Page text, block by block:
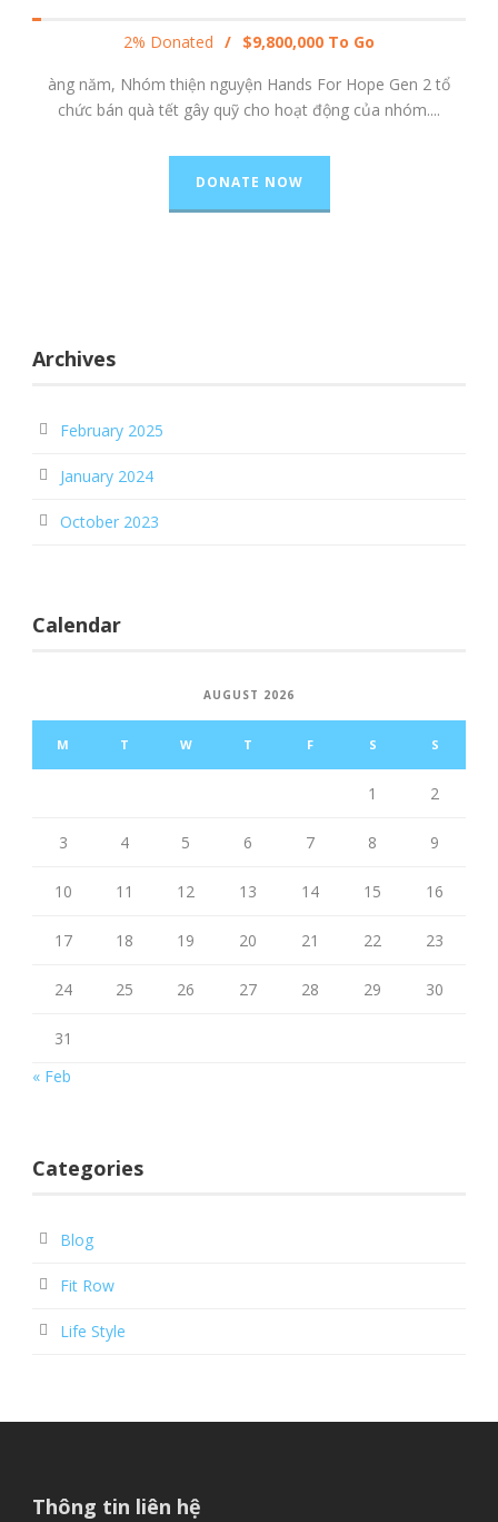
2% Donated / $9,800,000 To Go
àng năm, Nhóm thiện nguyện Hands For Hope Gen 2 tổ
chức bán quà tết gây quỹ cho hoạt động của nhóm....
DONATE NOW
Archives
February 2025
January 2024
October 2023
Calendar
AUGUST 2026
M T W T F S S
1 2
3 4 5 6 7 8 9
10 11 12 13 14 15 16
17 18 19 20 21 22 23
24 25 26 27 28 29 30
31
« Feb
Categories
Blog
Fit Row
Life Style
Thông tin liên hệ